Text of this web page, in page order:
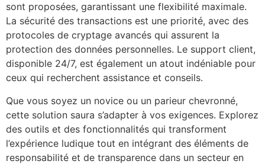
sont proposées, garantissant une flexibilité maximale.
La sécurité des transactions est une priorité, avec des
protocoles de cryptage avancés qui assurent la
protection des données personnelles. Le support client,
disponible 24/7, est également un atout indéniable pour
ceux qui recherchent assistance et conseils.
Que vous soyez un novice ou un parieur chevronné,
cette solution saura s’adapter à vos exigences. Explorez
des outils et des fonctionnalités qui transforment
l’expérience ludique tout en intégrant des éléments de
responsabilité et de transparence dans un secteur en